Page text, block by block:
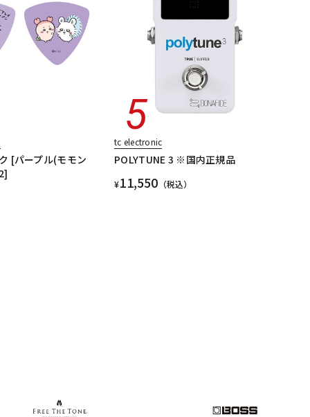
[パープル(モモン
tc electronic
POLYTUNE 3 ※国内正規品
¥11,550 （税込）